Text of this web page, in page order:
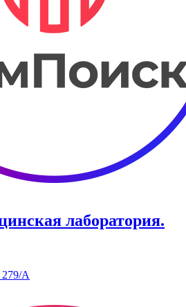
лаборатория.
279/А